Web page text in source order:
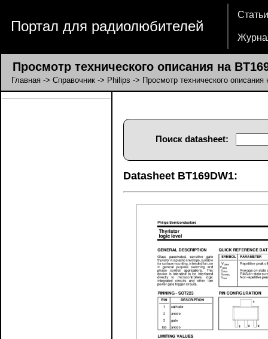
Портал для радиолюбителей
Статьи
Просмотр технического описания на
Главная -> Справочник -> Philips -> Просмотр технического описания
Поиск datasheet:
Datasheet BT169DW1: